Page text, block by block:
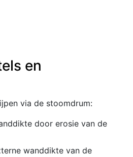
en
via de stoomdrum:
door erosie van de
wanddikte van de